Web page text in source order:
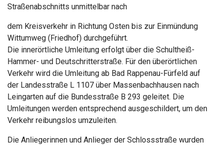
Straßenabschnitts unmittelbar nach
dem Kreisverkehr in Richtung Osten bis zur Einmündung
Wittumweg (Friedhof) durchgeführt.
Die innerörtliche Umleitung erfolgt über die Schultheiß-
Hammer- und Deutschritterstraße. Für den überörtlichen
Verkehr wird die Umleitung ab Bad Rappenau-Fürfeld auf
der Landesstraße L 1107 über Massenbachhausen nach
Leingarten auf die Bundesstraße B 293 geleitet. Die
Umleitungen werden entsprechend ausgeschildert, um den
Verkehr reibungslos umzuleiten.
Die Anliegerinnen und Anlieger der Schlossstraße wurden